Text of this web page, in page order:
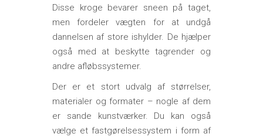
Disse kroge bevarer sneen på taget,
men fordeler vægten for at undgå
dannelsen af store ishylder. De hjælper
også med at beskytte tagrender og
andre afløbssystemer.
Der er et stort udvalg af størrelser,
materialer og formater – nogle af dem
er sande kunstværker. Du kan også
vælge et fastgørelsessystem i form af